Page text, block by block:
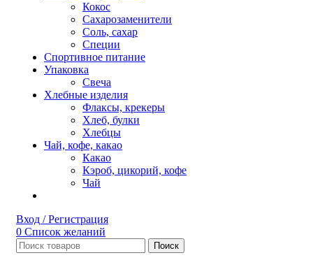
Кокос
Сахарозаменители
Соль, сахар
Специи
Спортивное питание
Упаковка
Свеча
Хлебные изделия
Флаксы, крекеры
Хлеб, булки
Хлебцы
Чай, кофе, какао
Какао
Кэроб, цикорий, кофе
Чай
Вход / Регистрация
0 Список желаний
Поиск